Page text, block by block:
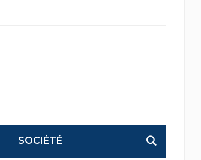
SOCIÉTÉ